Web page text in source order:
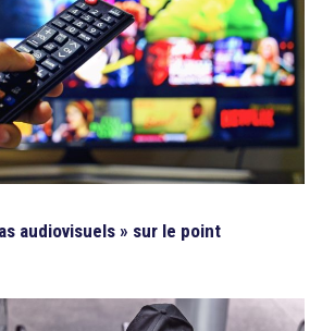
audiovisuels » sur le point